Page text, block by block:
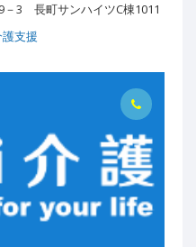
3 長町サンハイツC棟1011
支援